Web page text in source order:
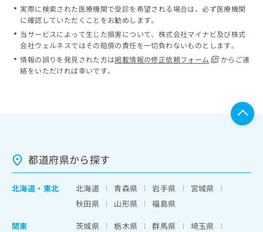
実際に検索された医療機関で受診を希望される場合は、必ず医療機関
に確認していただくことをお勧めします。
当サービスによって生じた損害について、株式会社マイナビ及び株式
会社ウェルネスではその賠償の責任を一切負わないものとします。
情報の誤りを発見された方は掲載情報の修正依頼フォーム
からご連
絡をいただければ幸いです。
都道府県から探す
北海道 ・ 東北 北海道 青森県 岩手県
宮城県
秋田県
山形県
福島県
関東
茨城県 栃木県 群馬県
埼玉県